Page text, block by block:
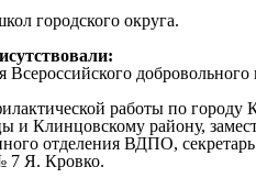
городского округа.
Всероссийского
работы по
и Клинцовскому району,
отделения ВДПО,
7 Я. Кровко.